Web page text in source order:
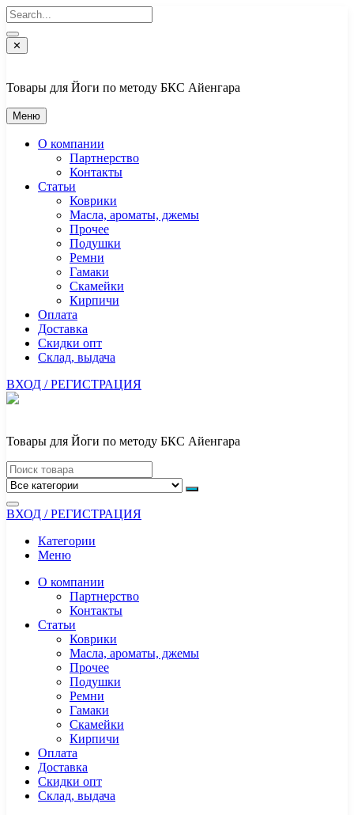
Перейти
к
содержимому
✕
Товары для Йоги по методу БКС Айенгара
Меню
О компании
Партнерство
Контакты
Статьи
Коврики
Масла, ароматы, джемы
Прочее
Подушки
Ремни
Гамаки
Скамейки
Кирпичи
Оплата
Доставка
Скидки опт
Склад, выдача
ВХОД / РЕГИСТРАЦИЯ
Товары для Йоги по методу БКС Айенгара
ВХОД / РЕГИСТРАЦИЯ
Категории
Меню
О компании
Партнерство
Контакты
Статьи
Коврики
Масла, ароматы, джемы
Прочее
Подушки
Ремни
Гамаки
Скамейки
Кирпичи
Оплата
Доставка
Скидки опт
Склад, выдача